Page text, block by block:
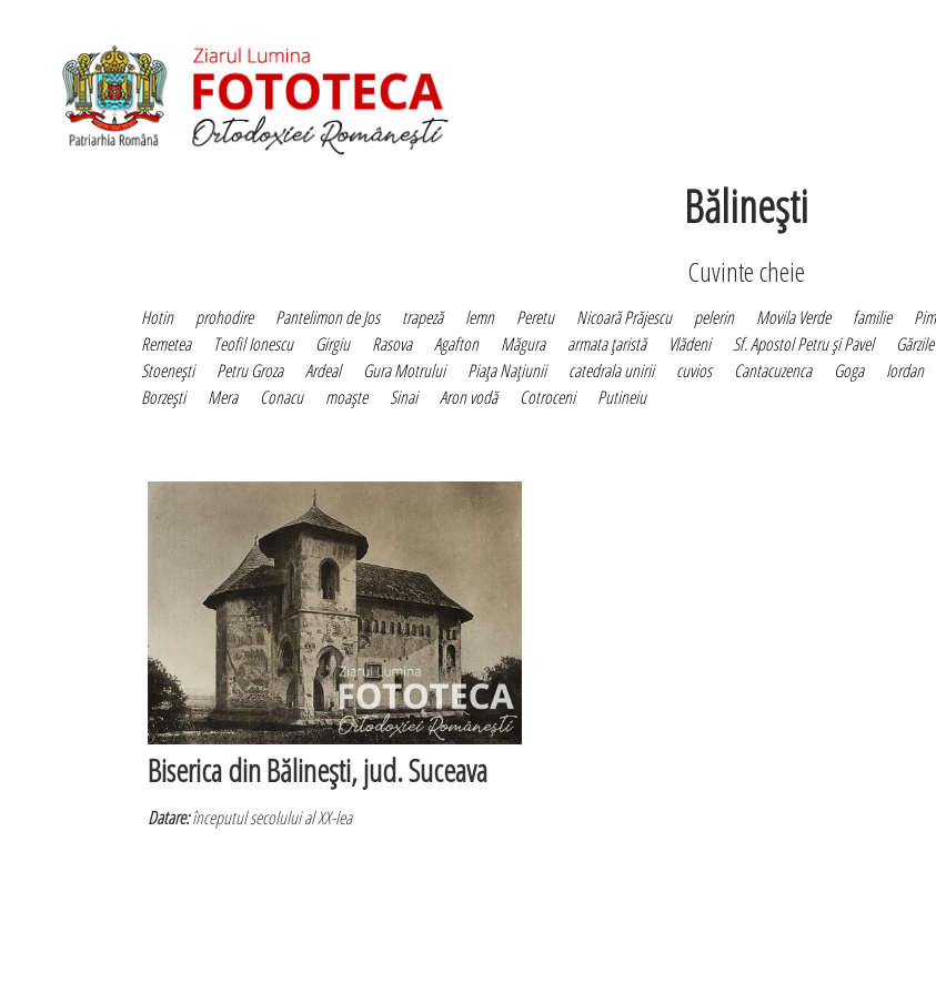
Bălineşti
Cuvinte cheie
Hotin prohodire Pantelimon de Jos trapeză lemn Peretu Nicoară Prăjescu pelerin Movila Verde familie
Remetea
Teofil Ionescu Girgiu Rasova Agafton Măgura armata ţaristă Vlădeni Sf. Apostol Petru şi Pavel
Stoeneşti
Petru Groza Ardeal Gura Motrului Piaţa Naţiunii catedrala unirii cuvios Cantacuzenca Goga Iordan
Borzeşti
Mera Conacu moaşte Sinai Aron vodă Cotroceni Putineiu
Biserica din Bălineşti, jud. Suceava
Datare:începutul secolului al XX-lea